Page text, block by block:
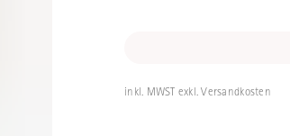
inkl. MWST exkl. Versandkosten